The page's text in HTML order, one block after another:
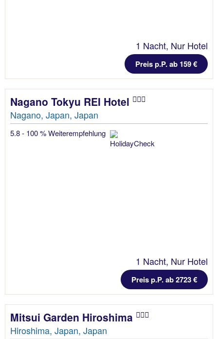
1 Nacht, Nur Hotel
Preis p.P. ab 159 €
Nagano Tokyu REI Hotel
Nagano, Japan, Japan
5.8 - 100 % Weiterempfehlung
1 Nacht, Nur Hotel
Preis p.P. ab 2723 €
Mitsui Garden Hiroshima
Hiroshima, Japan, Japan